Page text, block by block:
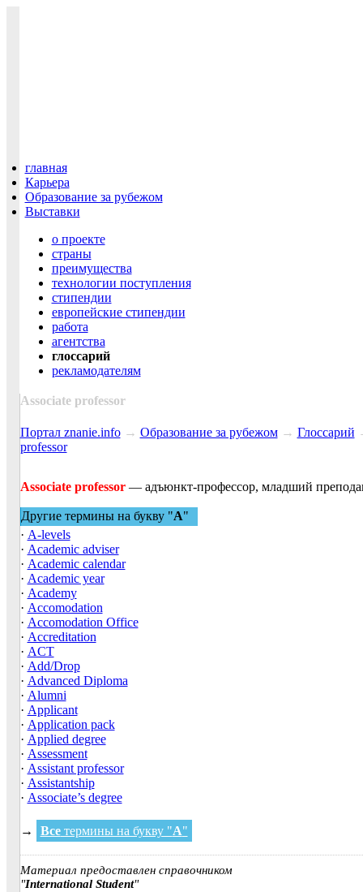
главная
Карьера
Образование за рубежом
Выставки
о проекте
cтраны
преимущества
технологии поступления
cтипендии
европейские стипендии
работа
агентства
глоссарий
рекламодателям
Associate professor
Портал znanie.info→ Образование за рубежом→ Глоссарий
professor
Associate professor— адъюнкт-профессор, младший
Другие термины на букву "A"
· A-levels
· Academic adviser
· Academic calendar
· Academic year
· Academy
· Accomodation
· Accomodation Office
· Accreditation
· ACT
· Add/Drop
· Advanced Diploma
· Alumni
· Applicant
· Application pack
· Applied degree
· Assessment
· Assistant professor
· Assistantship
· Associate’s degree
→ Всетермины на букву "A"
Материал предоставлен справочником
"International Student"